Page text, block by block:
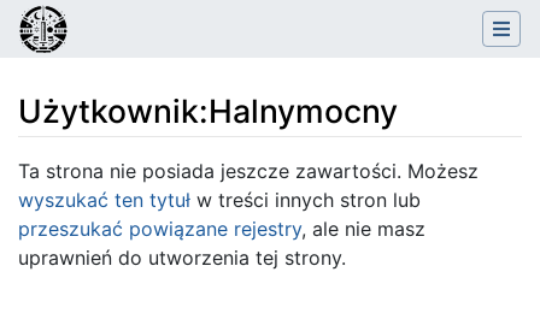
Użytkownik:Halnymocny
Skocz do: nawigacja,szukaj
Ta strona nie posiada jeszcze zawartości. Możesz
wyszukać ten tytuł w treści innych stron lub
przeszukać powiązane rejestry, ale nie masz
uprawnień do utworzenia tej strony.